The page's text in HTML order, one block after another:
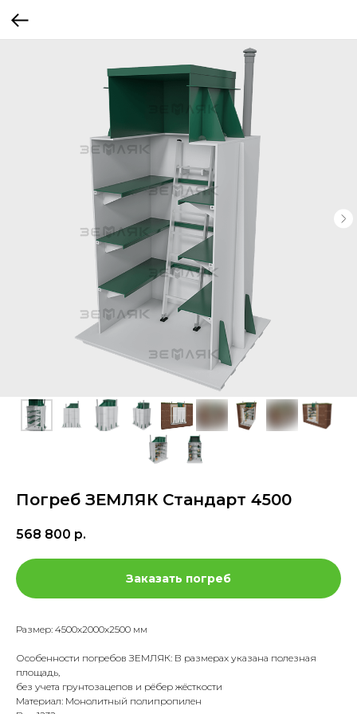
Погреб ЗЕМЛЯК Стандарт 4500
568 800 р.
Заказать погреб
Размер: 4500х2000х2500 мм
Особенности погребов ЗЕМЛЯК: В размерах указана полезная
площадь,
без учета грунтозацепов и рёбер жёсткости
Материал: Монолитный полипропилен